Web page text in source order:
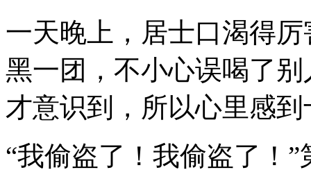
一天晚上，居士口渴得
黑一团，不小心误喝了
才意识到，所以心里感
“我偷盗了！我偷盗了！